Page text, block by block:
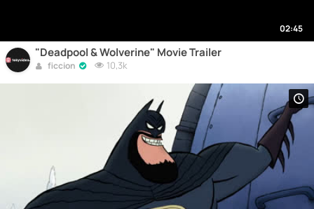
02:45
"Deadpool & Wolverine" Movie Trailer
ficcion 10,3k